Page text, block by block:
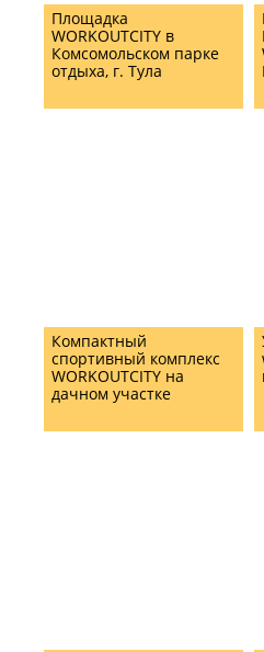
Площадка
WORKOUTCITY в
Комсомольском парке
отдыха, г. Тула
Компактный
спортивный комплекс
WORKOUTCITY на
дачном участке